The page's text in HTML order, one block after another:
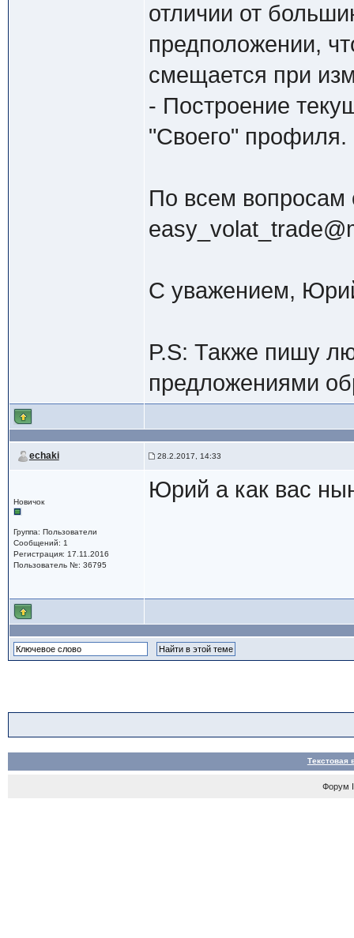
отличии от
предположении,
смещается при
- Построение
"Своего" профиля.
По всем вопросам
С уважением,
P.S: Также пишу
предложениями
echaki 28.2.2017, 14:33
Новичок
Группа: Пользователи
Сообщений: 1
Регистрация: 17.11.2016
Пользователь №: 36795
Юрий а как вас
Текстовая
Форум